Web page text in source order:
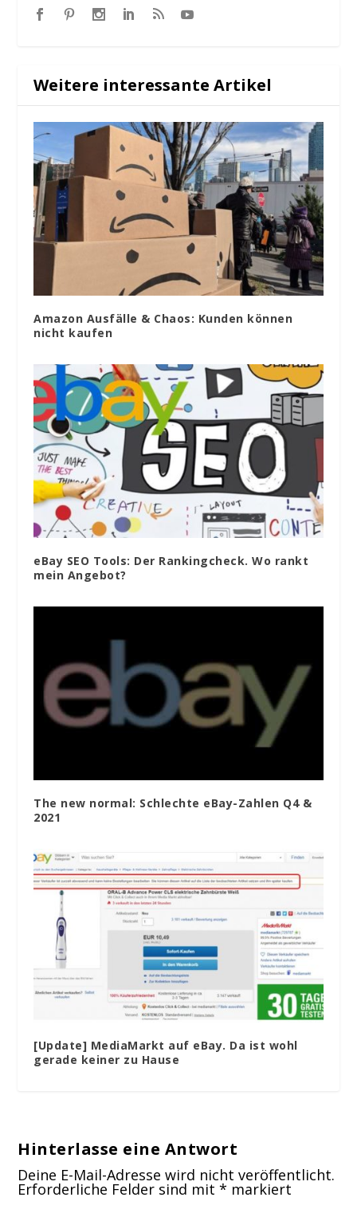
Weitere interessante Artikel
Amazon Ausfälle & Chaos: Kunden können
nicht kaufen
eBay SEO Tools: Der Rankingcheck. Wo rankt
mein Angebot?
The new normal: Schlechte eBay-Zahlen Q4 &
2021
[Update] MediaMarkt auf eBay. Da ist wohl
gerade keiner zu Hause
Hinterlasse eine Antwort
Deine E-Mail-Adresse wird nicht veröffentlicht.
Erforderliche Felder sind mit* markiert